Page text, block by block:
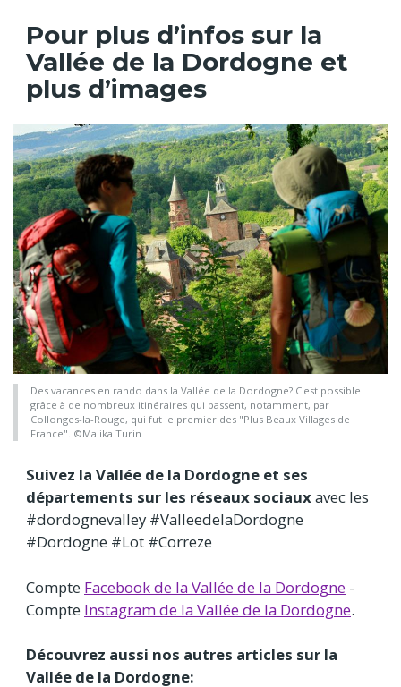
Pour plus d’infos sur la
Vallée de la Dordogne et
plus d’images
Des vacances en rando dans la Vallée de la Dordogne? C'est possible
grâce à de nombreux itinéraires qui passent, notamment, par
Collonges-la-Rouge, qui fut le premier des "Plus Beaux Villages de
France". ©Malika Turin
Suivez la Vallée de la Dordogne et ses
départements sur les réseaux sociauxavec les
#dordognevalley #ValleedelaDordogne
#Dordogne #Lot #Correze
Compte Facebook de la Vallée de la Dordogne -
Compte Instagram de la Vallée de la Dordogne.
Découvrez aussi nos autres articles sur la
Vallée de la Dordogne: